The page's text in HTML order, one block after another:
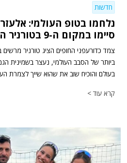
חדשות
נלחמו בטופ העולמי: אלעזר
סיימו במקום ה-9 בטורניר ה-Elite בריו
צמד כדורעפני החופים הציג טורניר
בעולם והוכיח שוב את שהוא שייך לצמרת
קרא עוד >